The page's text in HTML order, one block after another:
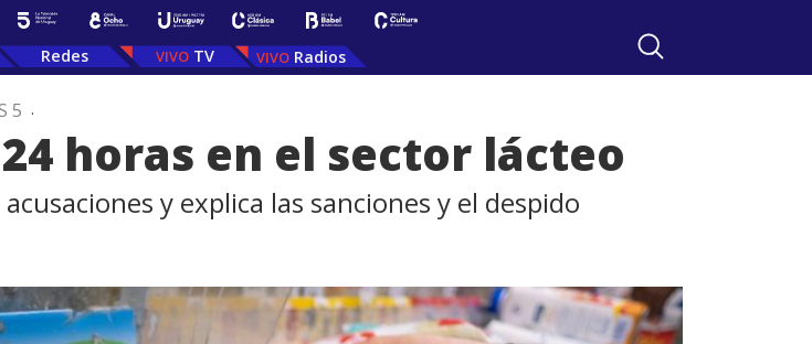
Redes TV Radios
5 .
horas en el sector lácteo
y explica las sanciones y el despido